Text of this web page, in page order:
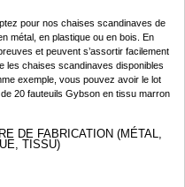
pour nos chaises scandinaves de
métal, en plastique ou en bois. En
et peuvent s’assortir facilement
les chaises scandinaves disponibles
exemple, vous pouvez avoir le lot
20 fauteuils Gybson en tissu marron
DE FABRICATION (MÉTAL,
TISSU)